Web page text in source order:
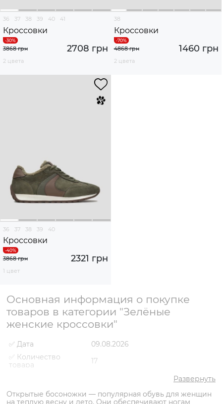
36 37 38 39 40 41
Кроссовки
2708 грн
3868 грн
2 цвета
38
Кроссовки
1460 грн
4868 грн
2 цвета
36 37 38 39 40
Кроссовки
2321 грн
3868 грн
1 цвет
Основная информация о покупке
товаров в категории "Зелёные
женские кроссовки"
✅ Дата
09.08.2026
✅ Количество
товара
17
✅ Самый дешевый
товар
1460 грн
Развернуть
Открытые босоножки — популярная обувь для женщин
на теплую весну и лето. Они обеспечивают ногам